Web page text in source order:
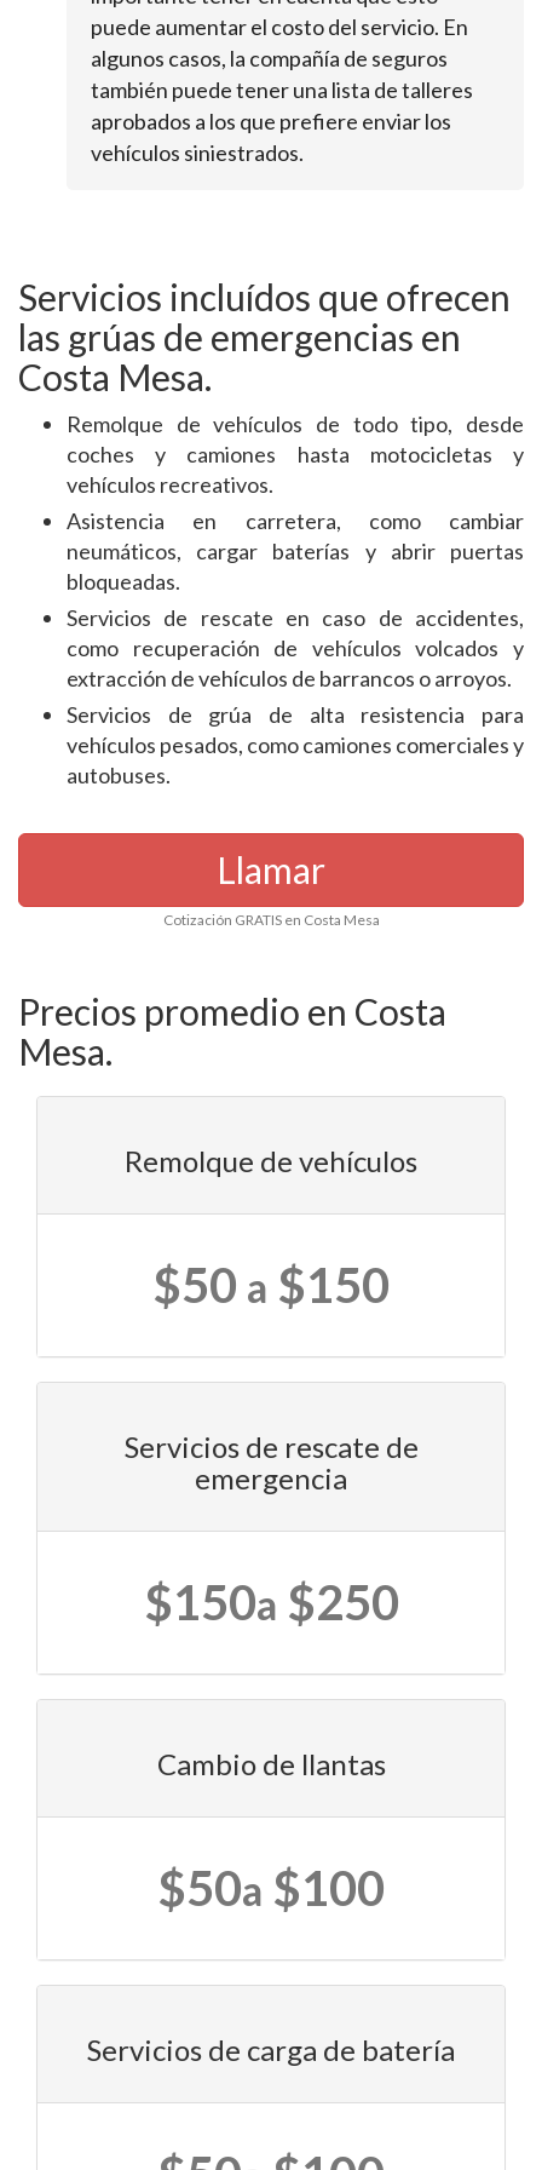
puede aumentar el costo del servicio. En
algunos casos, la compañía de seguros
también puede tener una lista de talleres
aprobados a los que prefiere enviar los
vehículos siniestrados.
Servicios incluídos que ofrecen
las grúas de emergencias en
Costa Mesa.
Remolque de vehículos de todo tipo, desde
coches y camiones hasta motocicletas y
vehículos recreativos.
Asistencia en carretera, como cambiar
neumáticos, cargar baterías y abrir puertas
bloqueadas.
Servicios de rescate en caso de accidentes,
como recuperación de vehículos volcados y
extracción de vehículos de barrancos o arroyos.
Servicios de grúa de alta resistencia para
vehículos pesados, como camiones comerciales y
autobuses.
Llamar
Cotización GRATIS en Costa Mesa
Precios promedio en Costa
Mesa.
Remolque de vehículos
$50 a $150
Servicios de rescate de
emergencia
$150a $250
Cambio de llantas
$50a $100
Servicios de carga de batería